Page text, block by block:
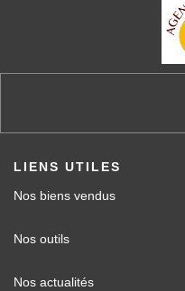
LIENS UTILES
Nos biens vendus
Nos outils
Nos actualités